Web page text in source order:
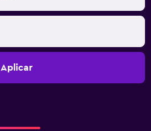
Aplicar